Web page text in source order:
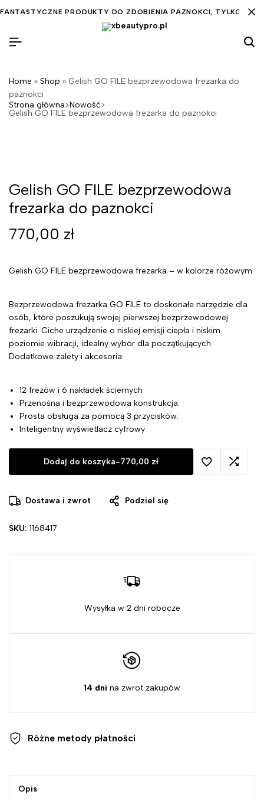
FANTASTYCZNE PRODUKTY DO ZDOBIENIA PAZNOKCI, TYLKO DLA
Home » Shop » Gelish GO FILE bezprzewodowa frezarka do
paznokci
Strona główna Nowość
Gelish GO FILE bezprzewodowa frezarka do paznokci
Gelish GO FILE bezprzewodowa
frezarka do paznokci
770,00 zł
Gelish GO FILE bezprzewodowa frezarka – w kolorze różowym
Bezprzewodowa frezarka GO FILE to doskonałe narzędzie dla
osób, które poszukują swojej pierwszej bezprzewodowej
frezarki. Ciche urządzenie o niskiej emisji ciepła i niskim
poziomie wibracji, idealny wybór dla początkujących.
Dodatkowe zalety i akcesoria:
12 frezów i 6 nakładek ściernych
Przenośna i bezprzewodowa konstrukcja:
Prosta obsługa za pomocą 3 przycisków:
Inteligentny wyświetlacz cyfrowy
Dodaj do koszyka-770,00 zł
Dostawa i zwrot Podziel się
SKU: 1168417
Wysyłka w 2 dni robocze
14 dni na zwrot zakupów
Różne metody płatności
Opis